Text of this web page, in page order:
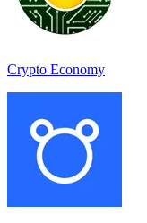
Crypto Economy